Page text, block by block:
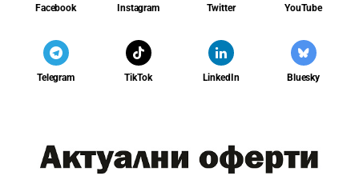
Facebook Instagram Twitter YouTube
Telegram TikTok LinkedIn Bluesky